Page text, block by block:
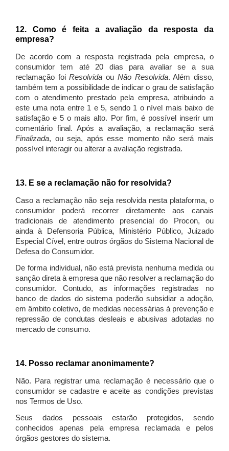
12. Como é feita a avaliação da resposta da
empresa?
De acordo com a resposta registrada pela empresa, o
consumidor tem até 20 dias para avaliar se a sua
reclamação foiResolvida ou Não Resolvida. Além disso,
também tem a possibilidade de indicar o grau de satisfação
com o atendimento prestado pela empresa, atribuindo a
este uma nota entre 1 e 5, sendo 1 o nível mais baixo de
satisfação e 5 o mais alto. Por fim, é possível inserir um
comentário final. Após a avaliação, a reclamação será
Finalizada, ou seja, após esse momento não será mais
possível interagir ou alterar a avaliação registrada.
13. E se a reclamação não for resolvida?
Caso a reclamação não seja resolvida nesta plataforma, o
consumidor poderá recorrer diretamente aos canais
tradicionais de atendimento presencial do Procon, ou
ainda à Defensoria Pública, Ministério Público, Juizado
Especial Cível, entre outros órgãos do Sistema Nacional de
Defesa do Consumidor.
De forma individual, não está prevista nenhuma medida ou
sanção direta à empresa que não resolver a reclamação do
consumidor. Contudo, as informações registradas no
banco de dados do sistema poderão subsidiar a adoção,
em âmbito coletivo, de medidas necessárias à prevenção e
repressão de condutas desleais e abusivas adotadas no
mercado de consumo.
14. Posso reclamar anonimamente?
Não. Para registrar uma reclamação é necessário que o
consumidor se cadastre e aceite as condições previstas
nos Termos de Uso.
Seus dados pessoais estarão protegidos, sendo
conhecidos apenas pela empresa reclamada e pelos
órgãos gestores do sistema.